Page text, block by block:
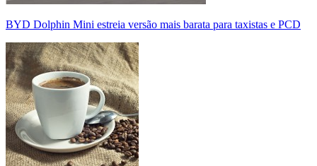
BYD Dolphin Mini estreia versão mais barata para taxistas e PCD